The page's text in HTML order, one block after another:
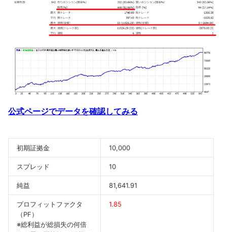
公式ページでデータを確認してみる
初期証拠金 10,000
スプレッド 10
純益 81,641.91
プロフィットファクタ
（PF）
※総利益が総損失の何倍
1.85